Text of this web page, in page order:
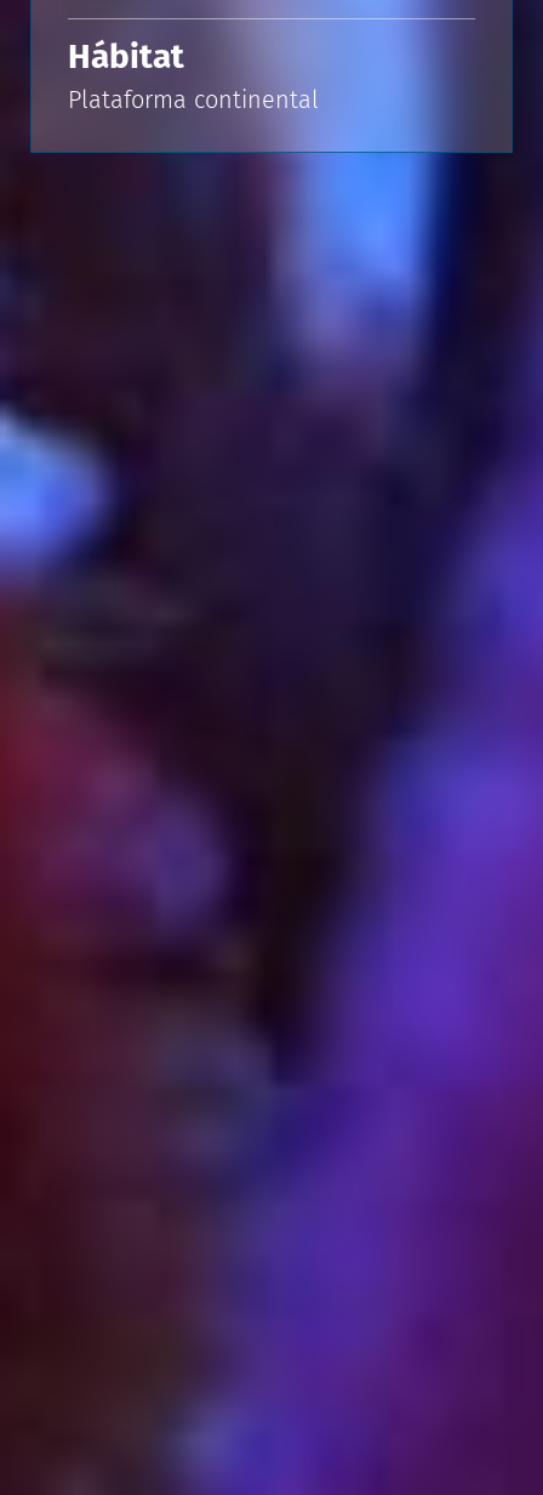
Hábitat
Plataforma continental